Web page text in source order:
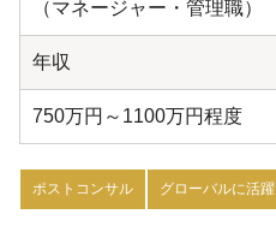
（マネージャー・管理職）
年収
750万円～1100万円程度
ポストコンサル グローバルに活躍